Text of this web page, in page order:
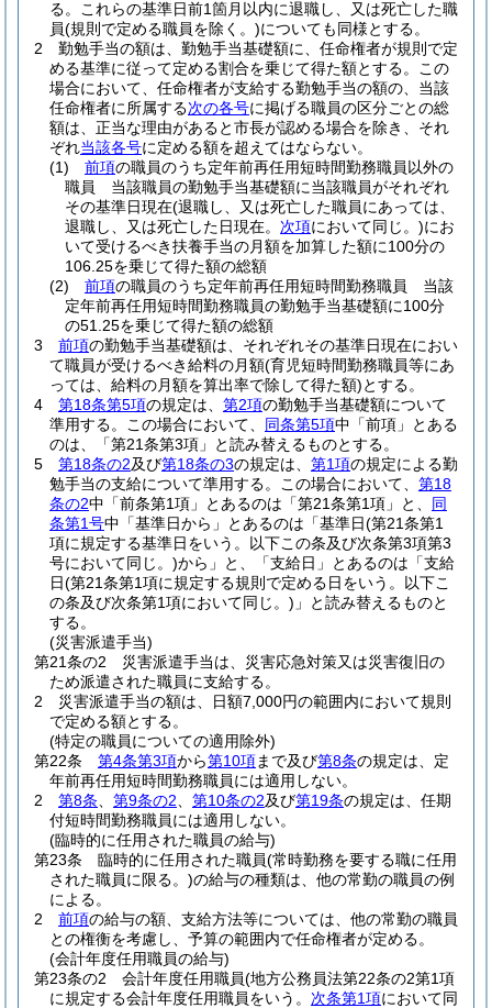
る。
これらの基準日前1箇月以内に退職し、又は死亡した職
員(規則で定める職員を除く。)についても同様とする。
2
勤勉手当の額は、勤勉手当基礎額に、任命権者が規則で定
める基準に従って定める割合を乗じて得た額とする。
この
場合において、任命権者が支給する勤勉手当の額の、当該
任命権者に所属する次の各号に掲げる職員の区分ごとの総
額は、正当な理由があると市長が認める場合を除き、それ
ぞれ当該各号に定める額を超えてはならない。
(1)
前項の職員のうち定年前再任用短時間勤務職員以外の
職員 当該職員の勤勉手当基礎額に当該職員がそれぞれ
その基準日現在(退職し、又は死亡した職員にあっては、
退職し、又は死亡した日現在。 次項において同じ。)にお
いて受けるべき扶養手当の月額を加算した額に100分の
106.25を乗じて得た額の総額
(2)
前項の職員のうち定年前再任用短時間勤務職員 当該
定年前再任用短時間勤務職員の勤勉手当基礎額に100分
の51.25を乗じて得た額の総額
3
前項の勤勉手当基礎額は、それぞれその基準日現在におい
て職員が受けるべき給料の月額(育児短時間勤務職員等にあ
っては、給料の月額を算出率で除して得た額)とする。
4
第18条第5項の規定は、 第2項の勤勉手当基礎額について
準用する。
この場合において、 同条第5項中「前項」とある
のは、「第21条第3項」と読み替えるものとする。
5
第18条の2及び第18条の3の規定は、 第1項の規定による勤
勉手当の支給について準用する。
この場合において、 第18
条の2中「前条第1項」とあるのは「第21条第1項」と、 同
条第1号中「基準日から」とあるのは「基準日(第21条第1
項に規定する基準日をいう。以下この条及び次条第3項第3
号において同じ。)から」と、「支給日」とあるのは「支給
日(第21条第1項に規定する規則で定める日をいう。以下こ
の条及び次条第1項において同じ。) 」と読み替えるものと
する。
(災害派遣手当)
第21条の2
災害派遣手当は、災害応急対策又は災害復旧の
ため派遣された職員に支給する。
2
災害派遣手当の額は、日額7,000円の範囲内において規則
で定める額とする。
(特定の職員についての適用除外)
第22条
第4条第3項から第10項まで及び第8条の規定は、定
年前再任用短時間勤務職員には適用しない。
2
第8条 第9条の2 第10条の2及び第19条の規定は、任期
付短時間勤務職員には適用しない。
(臨時的に任用された職員の給与)
第23条
臨時的に任用された職員(常時勤務を要する職に任用
された職員に限る。)の給与の種類は、他の常勤の職員の例
による。
2
前項の給与の額、支給方法等については、他の常勤の職員
との権衡を考慮し、予算の範囲内で任命権者が定める。
(会計年度任用職員の給与)
第23条の2
会計年度任用職員(地方公務員法第22条の2第1項
に規定する会計年度任用職員をいう。 次条第1項において同